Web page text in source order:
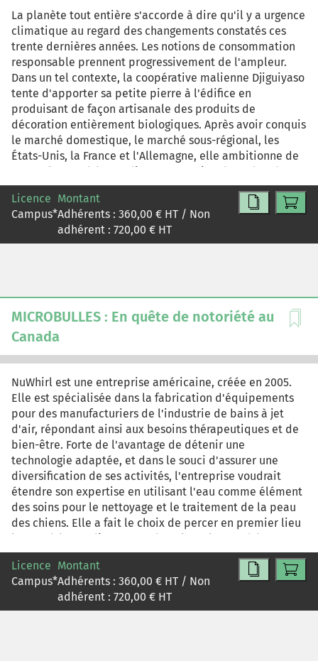
entreprise de mobilité. Non seulement cette entreprise
possède les moyens techniques pour diffuser la
technologie tels que la 5G ou encore des casques de RV,
elle fait également partie de la Global XR Alliance qui
s'implique dans le développement de la RV et de la RA.
Celle-ci a déjà un bon réseau de contact clients partout
en Asie, ce qui pourrait être utile au développement de
marché pour Félix & Paul Studios par la suite.
La planète tout entière s'accorde à dire qu'il y a urgence
climatique au regard des changements constatés ces
trente dernières années. Les notions de consommation
responsable prennent progressivement de l'ampleur.
Dans un tel contexte, la coopérative malienne Djiguiyaso
tente d'apporter sa petite pierre à l'édifice en
produisant de façon artisanale des produits de
décoration entièrement biologiques. Après avoir conquis
le marché domestique, le marché sous-régional, les
États-Unis, la France et l'Allemagne, elle ambitionne de
percer le marché canadien. La question de recherche
qui en découle est de savoir si le marché canadien est
ouvert à l'importation des produits de décoration de la
coopérative Djiguiyaso. La résolution de cette
problématique nous a conduit au déploiement d'une
tests de concepts, du groupe de discussion, des
observations et des enquêtes. Toutes choses qui nous
auront permises de réaliser une recherche marketing
mettant en lumière l'analyse de la coopérative et
l'étude du marché canadien ainsi qu'un plan
préliminaire de marketing d'exportation, une mise en
oeuvre et des mesures de contrôle des actions.
Licence
Campus*
Montant
Adhérents : 360,00 € HT / Non
adhérent : 720,00 € HT
MICROBULLES : En quête de notoriété au
Canada
NuWhirl est une entreprise américaine, créée en 2005.
Elle est spécialisée dans la fabrication d'équipements
pour des manufacturiers de l'industrie de bains à jet
d'air, répondant ainsi aux besoins thérapeutiques et de
bien-être. Forte de l'avantage de détenir une
technologie adaptée, et dans le souci d'assurer une
diversification de ses activités, l'entreprise voudrait
étendre son expertise en utilisant l'eau comme élément
des soins pour le nettoyage et le traitement de la peau
des chiens. Elle a fait le choix de percer en premier lieu
le marché canadien, avant d'explorer le marché
américain, à raison des avantages politiques
considérables qu'elle pourrait en tirer et en matière de
recherche et développement, ainsi qu'en crédits
d'impôts, notamment.
Licence
Campus*
Montant
Adhérents : 360,00 € HT / Non
adhérent : 720,00 € HT